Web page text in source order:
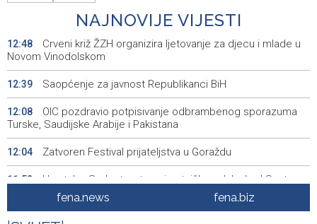
NAJNOVIJE VIJESTI
12:48
Crveni križ ŽZH organizira ljetovanje za djecu i mlade u
Novom Vinodolskom
12:39 Saopćenje za javnost Republikanci BiH
12:08
OIC pozdravio potpisivanje odbrambenog sporazuma
Turske, Saudijske Arabije i Pakistana
12:04 Zatvoren Festival prijateljstva u Goraždu
11:52
Hrvatska: Sudar teretnog i putničkog vlaka kod Svetog
Ivana Žabnog, ima ozlijeđenih
11:44
Prometna nezgoda kod Udore, promet na cesti Stolac
fena.news fena.biz